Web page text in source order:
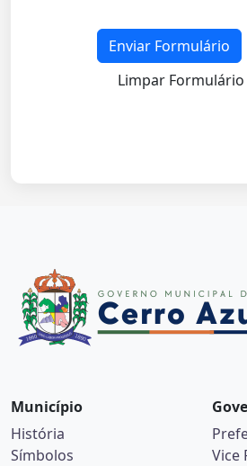
Enviar Formulário
Limpar Formulário
Município
História
Símbolos
Vice